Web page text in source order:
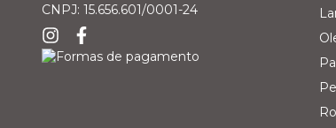
CNPJ: 15.656.601/0001-24